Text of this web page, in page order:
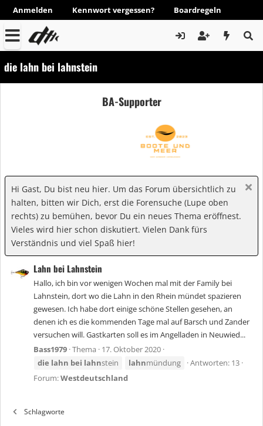
Anmelden Kennwort vergessen? Boardregeln
die lahn bei lahnstein
BA-Supporter
Hi Gast, Du bist neu hier. Um das Forum übersichtlich zu
halten, bitten wir Dich, erst die Forensuche (Lupe oben
rechts) zu bemühen, bevor Du ein neues Thema eröffnest.
Vieles wird hier schon diskutiert. Vielen Dank fürs
Verständnis und viel Spaß hier!
Lahn bei Lahnstein
Hallo, ich bin vor wenigen Wochen mal mit der Family bei
Lahnstein, dort wo die Lahn in den Rhein mündet spazieren
gewesen. Ich habe dort einige schöne Stellen gesehen, an
denen ich es die kommenden Tage mal auf Barsch und Zander
versuchen will. Gastkarten soll es im Angelladen in Neuwied...
Bass1979 Thema
17. Oktober 2020
die lahn bei lahnstein lahnmündung
Antworten: 13
Forum:Westdeutschland
Schlagworte